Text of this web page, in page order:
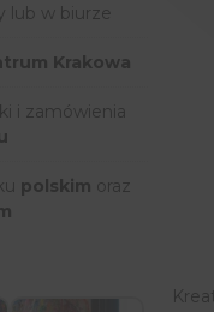
lub w biurze
Krakowa
i zamówienia
polskim oraz